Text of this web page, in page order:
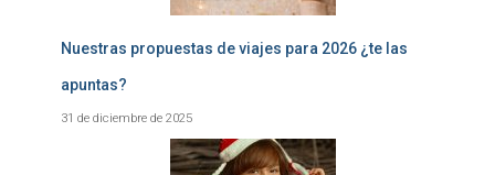
Nuestras propuestas de viajes para 2026 ¿te las
apuntas?
31 de diciembre de 2025